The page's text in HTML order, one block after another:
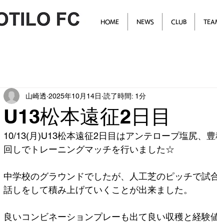
HOME NEWS CLUB
U13松本遠征2日目
山崎透 2025年10月14日 読了時間: 1分
10/13(月)U13松本遠征2日目はアンテロープ塩尻、
回しでトレーニングマッチを行いました☆
中学校のグラウンドでしたが、人工芝のピッチで試
話しをして積み上げていくことが出来ました。
良いコンビネーションプレーも出て良い収穫と経験